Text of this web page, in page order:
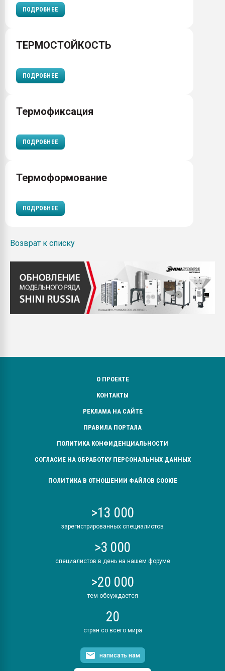
ПОДРОБНЕЕ
ТЕРМОСТОЙКОСТЬ
ПОДРОБНЕЕ
Термофиксация
ПОДРОБНЕЕ
Термоформование
ПОДРОБНЕЕ
Возврат к списку
О ПРОЕКТЕ
КОНТАКТЫ
РЕКЛАМА НА САЙТЕ
ПРАВИЛА ПОРТАЛА
ПОЛИТИКА КОНФИДЕНЦИАЛЬНОСТИ
СОГЛАСИЕ НА ОБРАБОТКУ ПЕРСОНАЛЬНЫХ ДАННЫХ
ПОЛИТИКА В ОТНОШЕНИИ ФАЙЛОВ COOKIE
>13 000
зарегистрированных специалистов
>3 000
специалистов в день на нашем форуме
>20 000
тем обсуждается
20
стран со всего мира
написать нам